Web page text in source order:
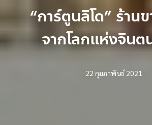
“การ์ตูนลิโด” ร้าน
จากโลกแห่งจินต
22 กุมภาพันธ์ 2021